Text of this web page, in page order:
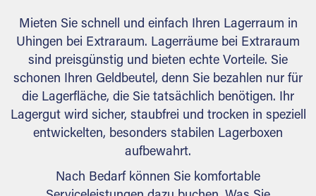
Mieten Sie schnell und einfach Ihren Lagerraum in
Uhingen bei Extraraum. Lagerräume bei Extraraum
sind preisgünstig und bieten echte Vorteile. Sie
schonen Ihren Geldbeutel, denn Sie bezahlen nur für
die Lagerfläche, die Sie tatsächlich benötigen. Ihr
Lagergut wird sicher, staubfrei und trocken in speziell
entwickelten, besonders stabilen Lagerboxen
aufbewahrt.
Nach Bedarf können Sie komfortable